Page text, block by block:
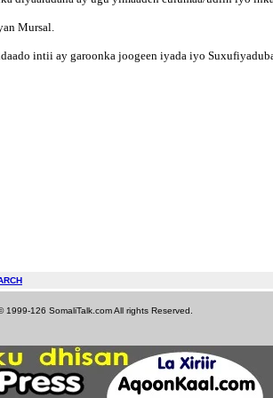
Mursal.
intii ay garoonka joogeen iyada iyo
1999-126 SomaliTalk.com All rights Reserved.